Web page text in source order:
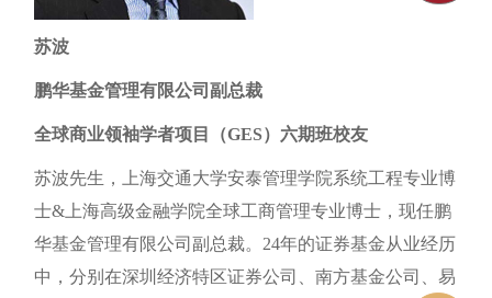
苏波
鹏华基金管理有限公司副总裁
全球商业领袖学者项目（GES）六期班校友
苏波先生，上海交通大学安泰管理学院系统工程专业博
士&上海高级金融学院全球工商管理专业博士，现任鹏
华基金管理有限公司副总裁。24年的证券基金从业经历
中，分别在深圳经济特区证券公司、南方基金公司、易